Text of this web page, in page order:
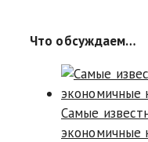
Что обсуждаем…
Самые
экономичные